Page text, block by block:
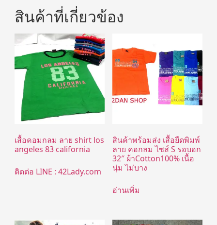
สินค้าที่เกี่ยวข้อง
เสื้อคอมกลม ลาย shirt los
angeles 83 california
ติดต่อ LINE : 42Lady.com
สินค้าพร้อมส่ง เสื้อยืดพิมพ์
ลาย คอกลม ไซส์ S รอบอก
32″ ผ้าCotton100% เนื้อ
นุ่ม ไม่บาง
อ่านเพิ่ม